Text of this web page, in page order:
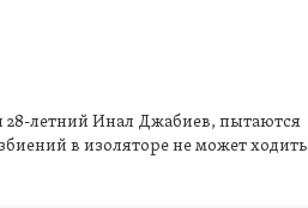
летний Инал Джабиев, пытаются
в изоляторе не может ходить